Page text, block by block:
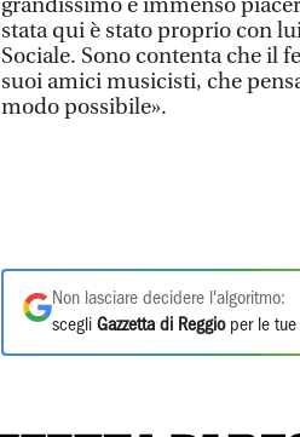
stata qui è stato proprio con
Sociale. Sono contenta che il
suoi amici musicisti, che
modo possibile».
Non lasciare decidere l'algoritmo:
scegli Gazzetta di Reggioper le tue